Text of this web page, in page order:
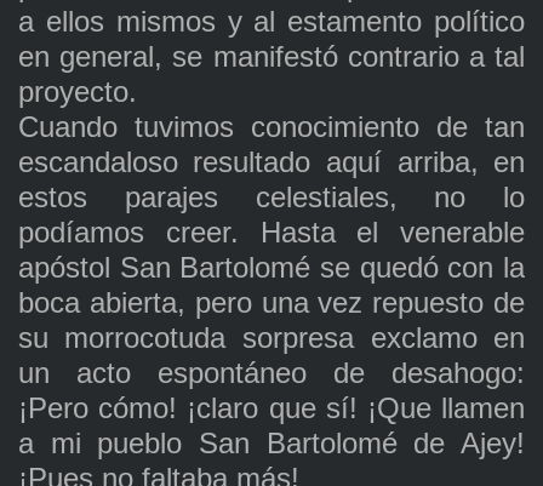
a ellos mismos y al estamento político
en general, se manifestó contrario a tal
proyecto.
Cuando tuvimos conocimiento de tan
escandaloso resultado aquí arriba, en
estos parajes celestiales, no lo
podíamos creer. Hasta el venerable
apóstol San Bartolomé se quedó con la
boca abierta, pero una vez repuesto de
su morrocotuda sorpresa exclamo en
un acto espontáneo de desahogo:
¡Pero cómo! ¡claro que sí! ¡Que llamen
a mi pueblo San Bartolomé de Ajey!
¡Pues no faltaba más!